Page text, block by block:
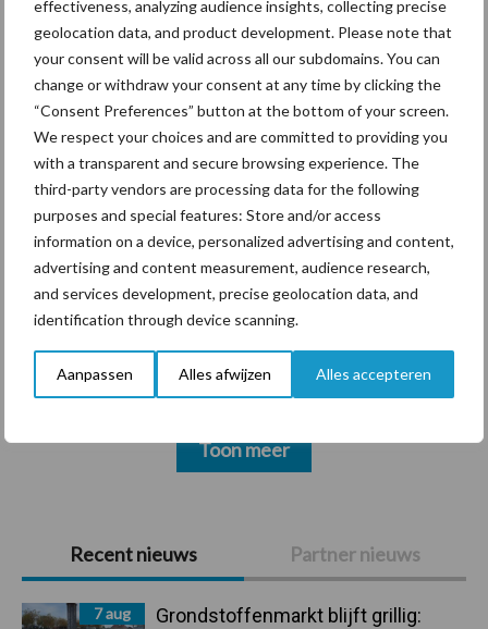
effectiveness, analyzing audience insights, collecting precise
geolocation data, and product development. Please note that
your consent will be valid across all our subdomains. You can
change or withdraw your consent at any time by clicking the
“Consent Preferences” button at the bottom of your screen.
We respect your choices and are committed to providing you
with a transparent and secure browsing experience. The
third-party vendors are processing data for the following
purposes and special features: Store and/or access
information on a device, personalized advertising and content,
advertising and content measurement, audience research,
and services development, precise geolocation data, and
identification through device scanning.
Aanpassen Alles afwijzen Alles accepteren
Primaire
Sidebar
Recent nieuws Partner nieuws
7 aug
Grondstoffenmarkt blijft grillig:
markt
Themapagina's
Diergezondheid Bemesting Fokkerij
Bedrijfsnieuws
Ligbox &
Voerhekken
Toon meer